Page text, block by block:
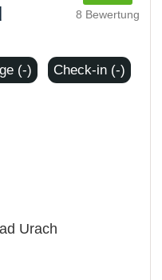
8 Bewertung
(-) Check-in (-)
Urach